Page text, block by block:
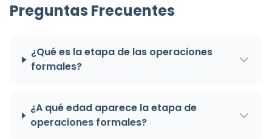
Preguntas Frecuentes
¿Qué es la etapa de las operaciones
formales?
¿A qué edad aparece la etapa de
operaciones formales?